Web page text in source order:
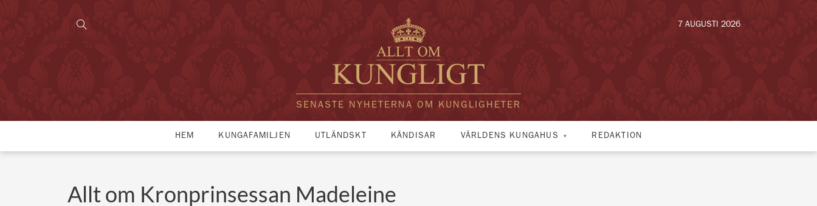
SENASTE NYHETERNA OM KUNGLIGHETER
7 AUGUSTI 2026
HEM KUNGAFAMILJEN UTLÄNDSKT KÄNDISAR VÄRLDENS KUNGAHUS REDAKTION
Allt om Kronprinsessan Madeleine